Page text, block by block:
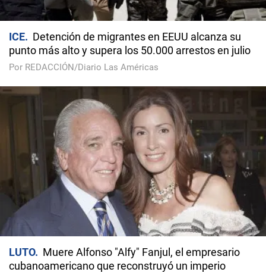
ICE
Detención de migrantes en EEUU alcanza su
punto más alto y supera los 50.000 arrestos en julio
Por REDACCIÓN/Diario Las Américas
LUTO
Muere Alfonso "Alfy" Fanjul, el empresario
cubanoamericano que reconstruyó un imperio